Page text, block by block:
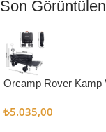
Muftağı
Kampçı
Şefler İçin
Keşfet
Son
Orcamp Rover Kamp
₺5.035,00